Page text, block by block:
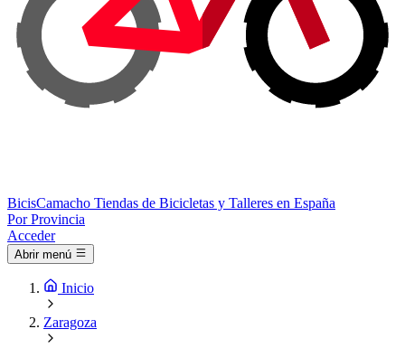
BicisCamacho Tiendas de Bicicletas y Talleres en España
Por Provincia
Acceder
Abrir menú
Inicio
Zaragoza